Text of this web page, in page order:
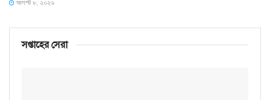
আগস্ট ৮, ২০২৬
সপ্তাহের সেরা